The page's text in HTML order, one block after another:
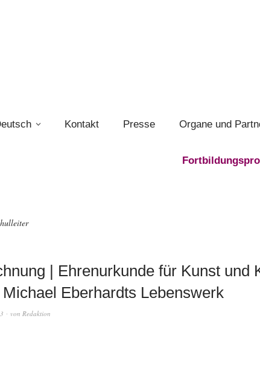
Kontakt Presse Organe und
| Ehrenurkunde für Kunst und
Eberhardts Lebenswerk
von Redaktion